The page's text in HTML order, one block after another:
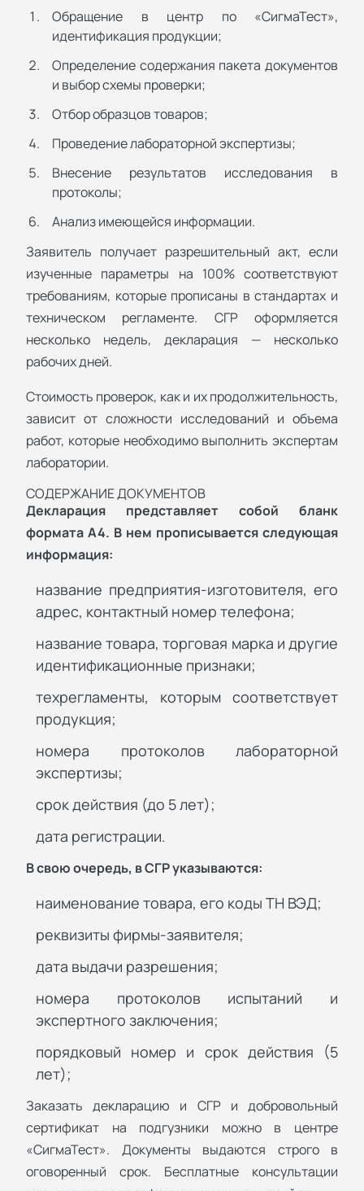
Обращение в центр по «СигмаТест»,
идентификация продукции;
Определение содержания пакета документов
и выбор схемы проверки;
Отбор образцов товаров;
Проведение лабораторной экспертизы;
Внесение результатов исследования в
протоколы;
Анализ имеющейся информации.
Заявитель получает разрешительный акт, если
изученные параметры на 100% соответствуют
требованиям, которые прописаны в стандартах и
техническом регламенте. СГР оформляется
несколько недель, декларация — несколько
рабочих дней.
Стоимость проверок, как и их продолжительность,
зависит от сложности исследований и объема
работ, которые необходимо выполнить экспертам
лаборатории.
СОДЕРЖАНИЕ ДОКУМЕНТОВ
Декларация представляет собой бланк
формата А4. В нем прописывается следующая
информация:
название предприятия-изготовителя, его
адрес, контактный номер телефона;
название товара, торговая марка и другие
идентификационные признаки;
техрегламенты, которым соответствует
продукция;
номера протоколов лабораторной
экспертизы;
срок действия (до 5 лет);
дата регистрации.
В свою очередь, в СГР указываются:
наименование товара, его коды ТН ВЭД;
реквизиты фирмы-заявителя;
дата выдачи разрешения;
номера протоколов испытаний и
экспертного заключения;
порядковый номер и срок действия (5
лет);
Заказать декларацию и СГР и добровольный
сертификат на подгузники можно в центре
«СигмаТест». Документы выдаются строго в
оговоренный срок. Бесплатные консультации